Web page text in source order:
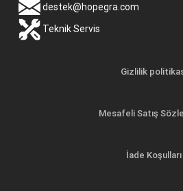
destek@hopegra.com
Teknik Servis
Gizlilik
Mesafeli Satış
İade Koşulları